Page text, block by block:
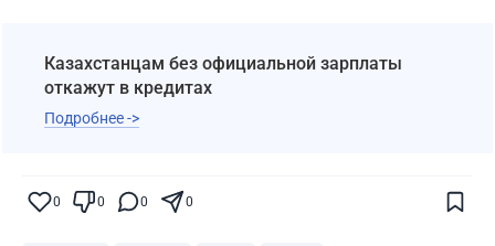
Казахстанцам без официальной зарплаты
откажут в кредитах
Подробнее ->
0 0 0 0
показываться вам